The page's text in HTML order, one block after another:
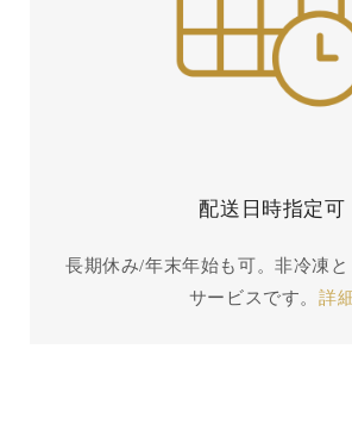
配送日時指定可
長期休み/年末年始も可。非冷凍
サービスです。 詳